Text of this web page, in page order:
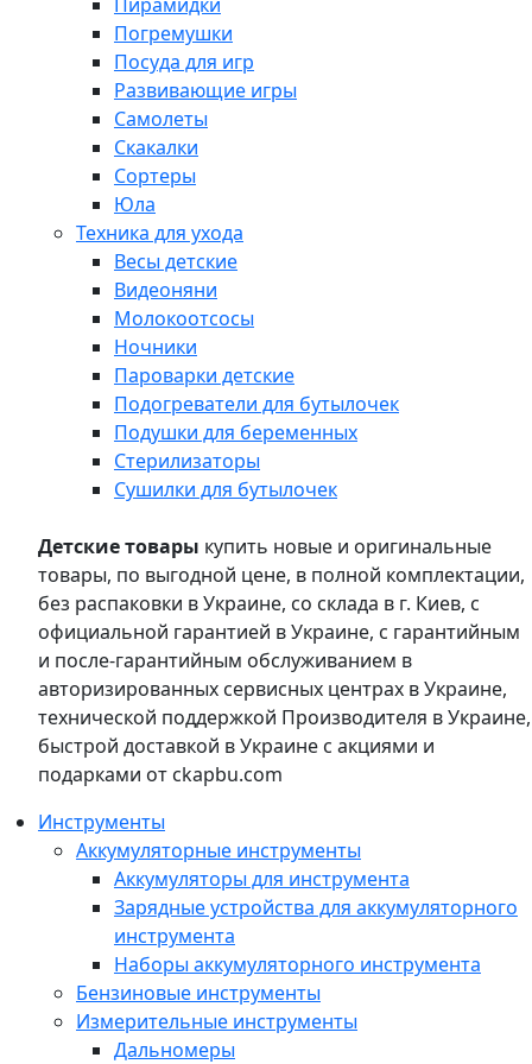
Погремушки
Посуда для игр
Развивающие игры
Самолеты
Скакалки
Сортеры
Юла
Техника для ухода
Весы детские
Видеоняни
Молокоотсосы
Ночники
Пароварки детские
Подогреватели для бутылочек
Подушки для беременных
Стерилизаторы
Сушилки для бутылочек
Детские товары купить новые и оригинальные
товары, по выгодной цене, в полной комплектации,
без распаковки в Украине, со склада в г. Киев, с
официальной гарантией в Украине, с гарантийным
и после-гарантийным обслуживанием в
авторизированных сервисных центрах в Украине,
технической поддержкой Производителя в Украине,
быстрой доставкой в Украине с акциями и
подарками от ckapbu.com
Инструменты
Аккумуляторные инструменты
Аккумуляторы для инструмента
Зарядные устройства для аккумуляторного
инструмента
Наборы аккумуляторного инструмента
Бензиновые инструменты
Измерительные инструменты
Дальномеры